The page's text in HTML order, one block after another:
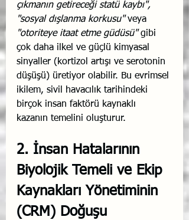
çıkmanın getireceği statü kaybı",
"sosyal dışlanma korkusu" veya
"otoriteye itaat etme güdüsü" gibi
çok daha ilkel ve güçlü kimyasal
sinyaller (kortizol artışı ve serotonin
düşüşü) üretiyor olabilir. Bu evrimsel
ikilem, sivil havacılık tarihindeki
birçok insan faktörü kaynaklı
kazanın temelini oluşturur.
2. İnsan Hatalarının
Biyolojik Temeli ve Ekip
Kaynakları Yönetiminin
(CRM) Doğuşu